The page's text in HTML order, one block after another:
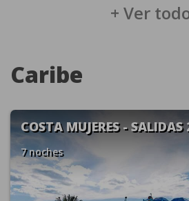
+ Ver
Caribe
COSTA MUJERES -
7 noches